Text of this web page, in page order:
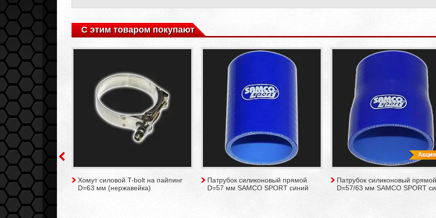
С этим товаром покупают
45° D=51/63
синий
Хомут силовой T-bolt на пайпинг
D=63 мм (нержавейка)
Патрубок силиконовый прямой
D=57 мм SAMCO SPORT синий
Патрубок силиконовый прямой
D=57/63 мм SAMCO SPORT